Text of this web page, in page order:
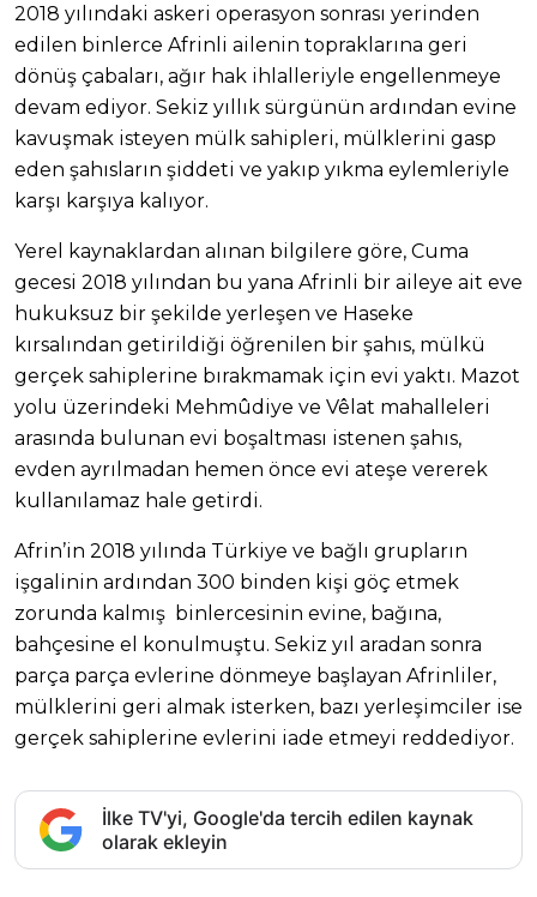
2018 yılındaki askeri operasyon sonrası yerinden
edilen binlerce Afrinli ailenin topraklarına geri
dönüş çabaları, ağır hak ihlalleriyle engellenmeye
devam ediyor. Sekiz yıllık sürgünün ardından evine
kavuşmak isteyen mülk sahipleri, mülklerini gasp
eden şahısların şiddeti ve yakıp yıkma eylemleriyle
karşı karşıya kalıyor.
Yerel kaynaklardan alınan bilgilere göre, Cuma
gecesi 2018 yılından bu yana Afrinli bir aileye ait eve
hukuksuz bir şekilde yerleşen ve Haseke
kırsalından getirildiği öğrenilen bir şahıs, mülkü
gerçek sahiplerine bırakmamak için evi yaktı. Mazot
yolu üzerindeki Mehmûdiye ve Vêlat mahalleleri
arasında bulunan evi boşaltması istenen şahıs,
evden ayrılmadan hemen önce evi ateşe vererek
kullanılamaz hale getirdi.
Afrin’in 2018 yılında Türkiye ve bağlı grupların
işgalinin ardından 300 binden kişi göç etmek
zorunda kalmış binlercesinin evine, bağına,
bahçesine el konulmuştu. Sekiz yıl aradan sonra
parça parça evlerine dönmeye başlayan Afrinliler,
mülklerini geri almak isterken, bazı yerleşimciler ise
gerçek sahiplerine evlerini iade etmeyi reddediyor.
İlke TV'yi, Google'da tercih edilen kaynak
olarak ekleyin